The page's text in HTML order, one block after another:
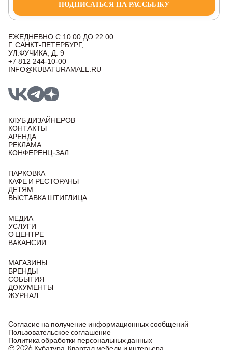
ПОДПИСАТЬСЯ НА РАССЫЛКУ
ЕЖЕДНЕВНО С 10:00 ДО 22:00
Г. САНКТ-ПЕТЕРБУРГ,
УЛ.ФУЧИКА, Д. 9
+7 812 244-10-00
INFO@KUBATURAMALL.RU
КЛУБ ДИЗАЙНЕРОВ
КОНТАКТЫ
АРЕНДА
РЕКЛАМА
КОНФЕРЕНЦ-ЗАЛ
ПАРКОВКА
КАФЕ И РЕСТОРАНЫ
ДЕТЯМ
ВЫСТАВКА ШТИГЛИЦА
МЕДИА
УСЛУГИ
О ЦЕНТРЕ
ВАКАНСИИ
МАГАЗИНЫ
БРЕНДЫ
СОБЫТИЯ
ДОКУМЕНТЫ
ЖУРНАЛ
Согласие на получение информационных сообщений
Пользовательское соглашение
Политика обработки персональных данных